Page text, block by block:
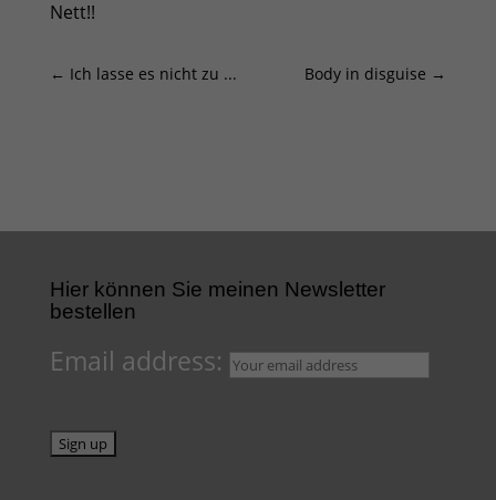
Nett!!
← Ich lasse es nicht zu ... Body in disguise →
Hier können Sie meinen Newsletter
bestellen
Email address: